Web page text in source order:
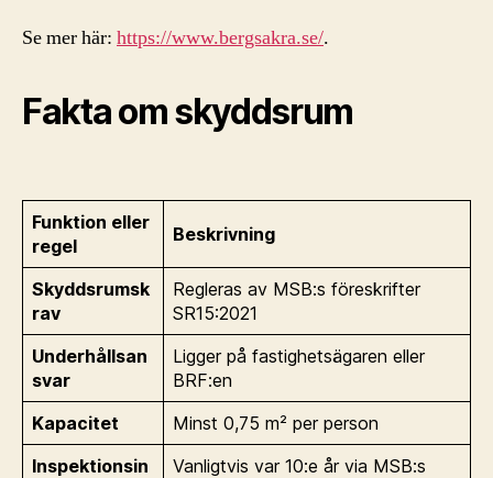
Se mer här: https://www.bergsakra.se/.
Fakta om skyddsrum
Funktion eller
regel
Beskrivning
Skyddsrumsk
rav
Regleras av MSB:s föreskrifter
SR15:2021
Underhållsan
svar
Ligger på fastighetsägaren eller
BRF:en
Kapacitet
Minst 0,75 m² per person
Inspektionsin
Vanligtvis var 10:e år via MSB:s